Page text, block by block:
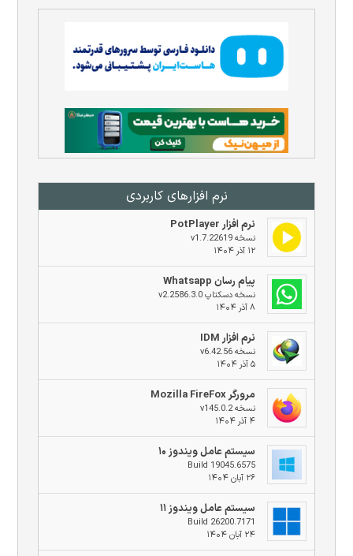
نرم افزار‌های کاربردی
نرم افزار PotPlayer
نسخه v1.7.22619
۱۲ آذر ۱۴۰۴
پیام رسان Whatsapp
نسخه دسکتاپ v2.2586.3.0
۸ آذر ۱۴۰۴
نرم افزار IDM
نسخه v6.42.56
۵ آذر ۱۴۰۴
مرورگر Mozilla FireFox
نسخه v145.0.2
۴ آذر ۱۴۰۴
سیستم عامل ویندوز ۱۰
Build 19045.6575
۲۶ آبان ۱۴۰۴
سیستم عامل ویندوز ۱۱
Build 26200.7171
۲۴ آبان ۱۴۰۴